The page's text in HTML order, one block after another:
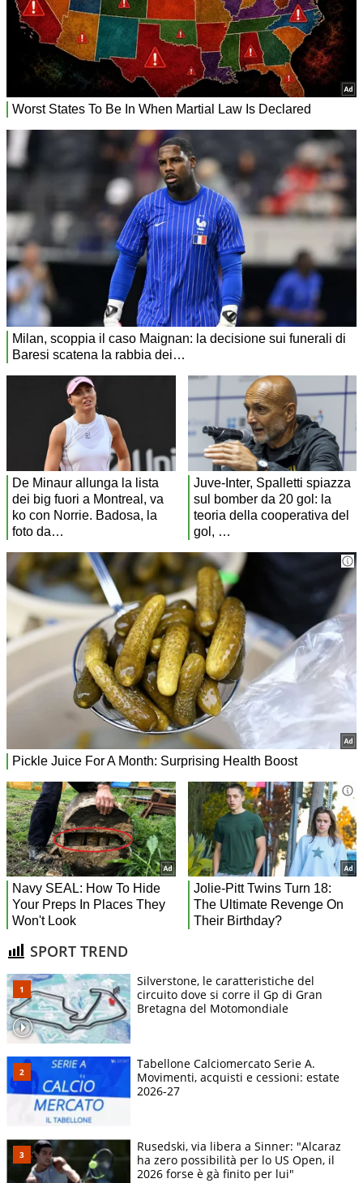
SPORT TREND
Silverstone, le caratteristiche del
circuito dove si corre il Gp di Gran
Bretagna del Motomondiale
Tabellone Calciomercato Serie A.
Movimenti, acquisti e cessioni: estate
2026-27
Rusedski, via libera a Sinner: "Alcaraz
ha zero possibilità per lo US Open, il
2026 forse è gà finito per lui"